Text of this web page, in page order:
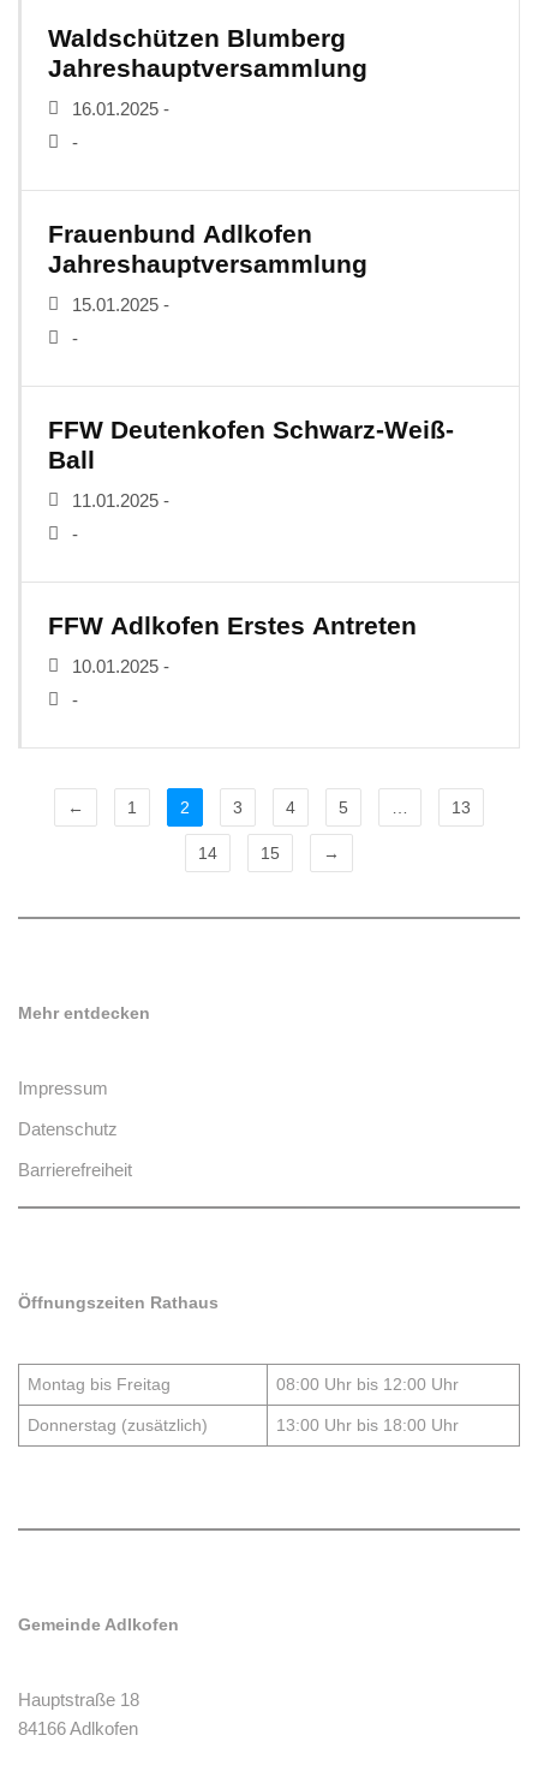
Waldschützen Blumberg
Jahreshauptversammlung
16.01.2025 -
-
Frauenbund Adlkofen
Jahreshauptversammlung
15.01.2025 -
-
FFW Deutenkofen Schwarz-Weiß-
Ball
11.01.2025 -
-
FFW Adlkofen Erstes Antreten
10.01.2025 -
-
← 1 2 3 4 5 13
14 15 →
Mehr entdecken
Impressum
Datenschutz
Barrierefreiheit
Öffnungszeiten Rathaus
Montag bis Freitag 08:00 Uhr bis 12:00 Uhr
Donnerstag (zusätzlich) 13:00 Uhr bis 18:00 Uhr
Gemeinde Adlkofen
Hauptstraße 18
84166 Adlkofen